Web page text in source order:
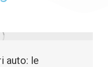
auto: le